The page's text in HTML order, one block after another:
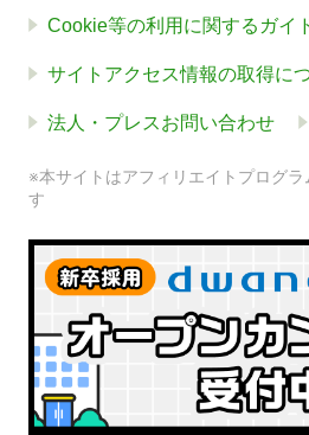
Cookie等の利用に関するガイ
サイトアクセス情報の取得に
法人・プレスお問い合わせ
※本サイトはアフィリエイトプログ
す